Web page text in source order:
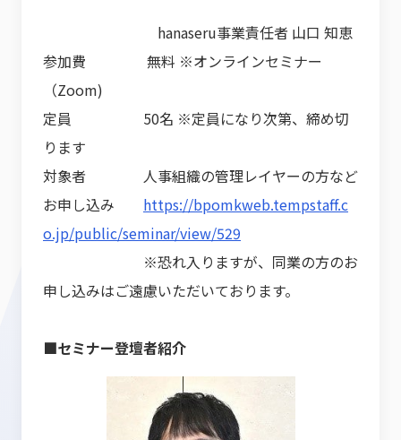
hanaseru事業責任者 山口 知恵
参加費 無料 ※オンラインセミナー
（Zoom)
定員 50名 ※定員になり次第、締め切
ります
対象者 人事組織の管理レイヤーの方など
お申し込み https://bpomkweb.tempstaff.c
o.jp/public/seminar/view/529
※恐れ入りますが、同業の方のお
申し込みはご遠慮いただいております。
■セミナー登壇者紹介